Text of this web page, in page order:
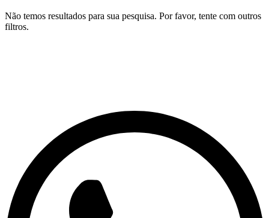
Não temos resultados para sua pesquisa. Por favor, tente com outros
filtros.